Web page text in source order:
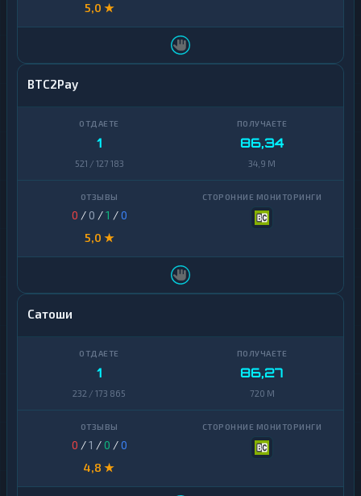
5,0 ★
BTC2Pay
1
521 / 127 183
86,34
34,9 M
0 / 0 /1 /0
5,0 ★
Сатоши
1
232 / 173 865
86,27
720 M
0 /1 /0 /0
4,8 ★